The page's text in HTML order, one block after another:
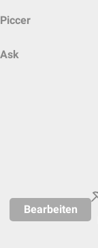
Piccer
Ask
Bearbeiten